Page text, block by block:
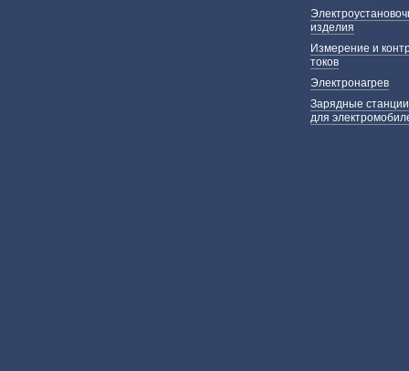
изделия
Измерение и
токов
Электронагрев
Зарядные станции
для